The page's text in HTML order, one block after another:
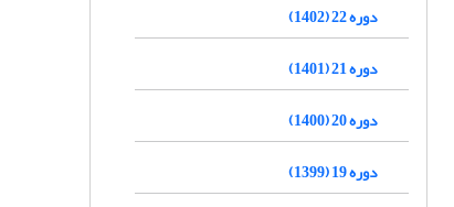
دوره 22 (1402)
دوره 21 (1401)
دوره 20 (1400)
دوره 19 (1399)